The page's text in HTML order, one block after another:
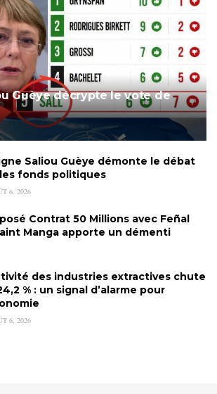
Guèye décrypte le vote de
Saliou Guèye démonte le débat
fonds politiques
6, 2026
Contrat 50 Millions avec Feñal
Manga apporte un démenti
des industries extractives chute
% : un signal d’alarme pour
6, 2026